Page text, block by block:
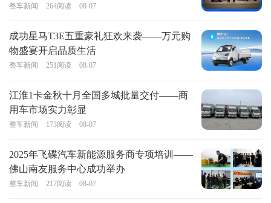
整车新闻 264阅读 08-07
成功星马T3E五重豪礼狂欢来袭——万元购
物盛宴开启品质生活
整车新闻 251阅读 08-07
江淮1卡金秋十月全国多城批量交付——商
用车市场实力彰显
整车新闻 173阅读 08-07
2025年飞碟汽车新能源服务商专项培训——
佛山南友服务中心成功举办
整车新闻 217阅读 08-07